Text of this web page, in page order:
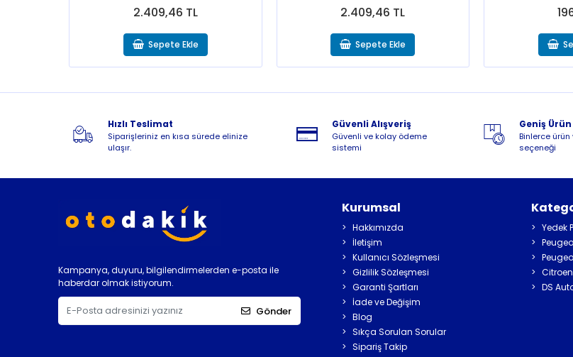
2.409,46 TL
Sepete Ekle
2.409,46 TL
Sepete Ekle
Hızlı Teslimat
Siparişleriniz en kısa sürede elinize
ulaşır.
Güvenli Alışveriş
Güvenli ve kolay ödeme
sistemi
Geniş
Binlerce
seçeneği
Kampanya, duyuru, bilgilendirmelerden e-posta ile
haberdar olmak istiyorum.
Gönder
Kurumsal
Hakkımızda
İletişim
Kullanıcı Sözleşmesi
Gizlilik Sözleşmesi
Garanti Şartları
İade ve Değişim
Blog
Sıkça Sorulan Sorular
Sipariş Takip
Yedek
DS